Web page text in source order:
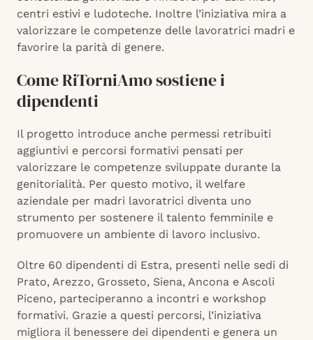
centri estivi e ludoteche. Inoltre l’iniziativa mira a
valorizzare le competenze delle lavoratrici madri e
favorire la parità di genere.
Come RiTorniAmo sostiene i
dipendenti
Il progetto introduce anche permessi retribuiti
aggiuntivi e percorsi formativi pensati per
valorizzare le competenze sviluppate durante la
genitorialità. Per questo motivo, il welfare
aziendale per madri lavoratrici diventa uno
strumento per sostenere il talento femminile e
promuovere un ambiente di lavoro inclusivo.
Oltre 60 dipendenti di Estra, presenti nelle sedi di
Prato, Arezzo, Grosseto, Siena, Ancona e Ascoli
Piceno, parteciperanno a incontri e workshop
formativi. Grazie a questi percorsi, l’iniziativa
migliora il benessere dei dipendenti e genera un